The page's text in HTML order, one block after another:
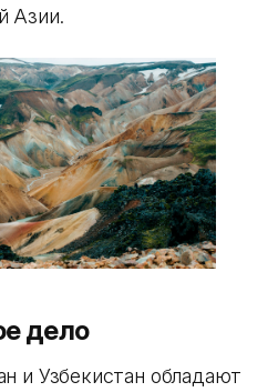
Азии.
дело
и Узбекистан обладают